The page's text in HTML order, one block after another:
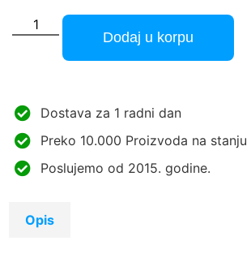
Dodaj u korpu
Dostava za 1 radni dan
Preko 10.000 Proizvoda na stanju
Poslujemo od 2015. godine.
Opis